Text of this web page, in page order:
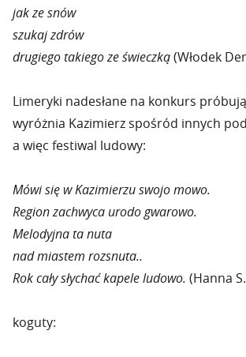
jak ze snów
szukaj zdrów
drugiego takiego ze świeczką(Włodek
Limeryki nadesłane na konkurs
wyróżnia Kazimierz spośród innych
a więc festiwal ludowy:
Mówi się w Kazimierzu swojo mowo.
Region zachwyca urodo gwarowo.
Melodyjna ta nuta
nad miastem rozsnuta..
Rok cały słychać kapele ludowo. (Hanna
koguty: